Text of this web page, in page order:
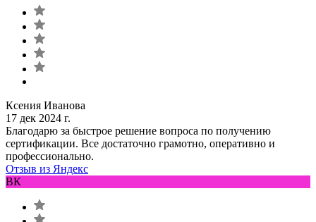
Ксения Иванова
17 дек 2024 г.
Благодарю за быстрое решение вопроса по получению
сертификации. Все достаточно грамотно, оперативно и
профессионально.
Отзыв из Яндекс
ВК